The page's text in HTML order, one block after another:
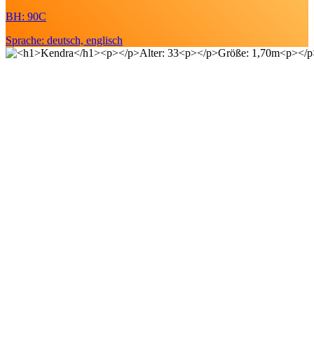
BH: 90C
Sprache: deutsch, englisch